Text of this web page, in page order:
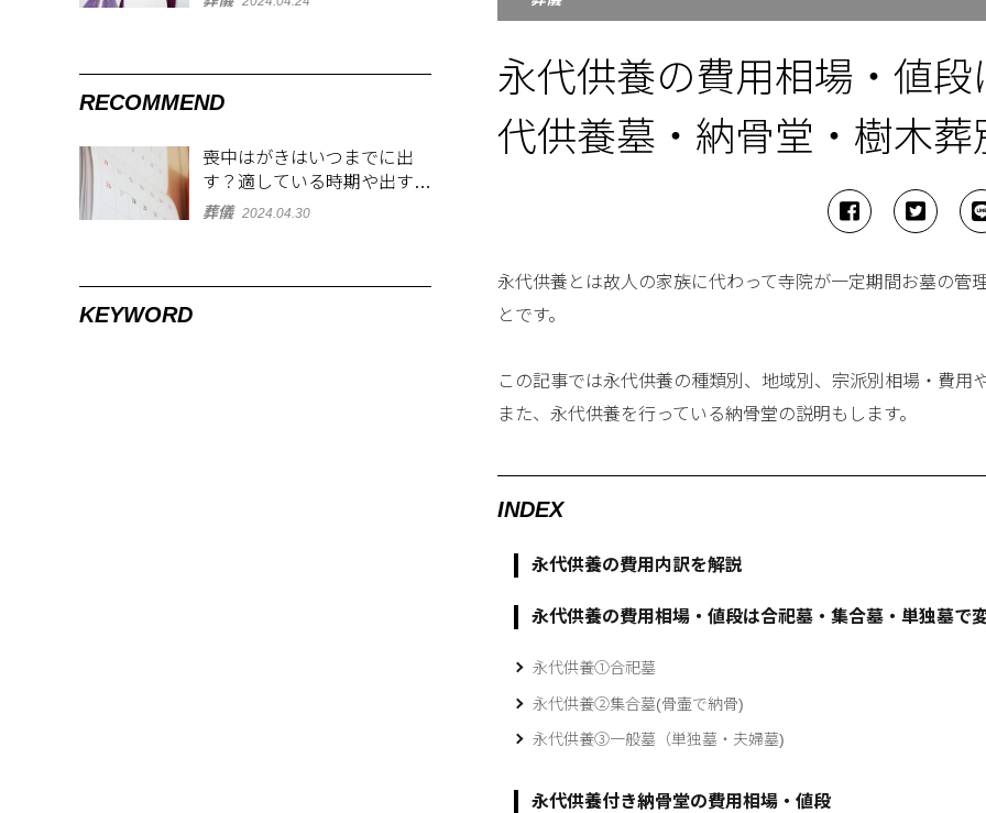
永代供養の費用相場・値
代供養墓・納骨堂・樹木葬
永代供養とは故人の家族に代わって寺院が一定期間お墓の管
とです。
この記事では永代供養の種類別、地域別、宗派別相場・費用
また、永代供養を行っている納骨堂の説明もします。
INDEX
永代供養の費用内訳を解説
永代供養の費用相場・値段は合祀墓・集合墓・単独墓で
永代供養①合祀墓
永代供養②集合墓(骨壷で納骨)
永代供養③一般墓（単独墓・夫婦墓)
永代供養付き納骨堂の費用相場・値段
RECOMMEND
喪中はがきはいつまでに出
す？適している時期や出す範
囲を解説！
葬儀 2024.04.30
KEYWORD